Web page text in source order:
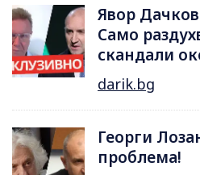
Явор
Само
скандали
darik.bg
Георги
проблема!